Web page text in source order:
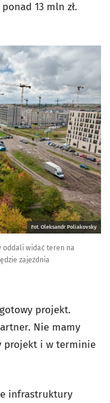
13 mln zł.
Fot. Oleksandr Poliakovsky
oddali widać teren na
zajezdnia
projekt.
Nie mamy
projekt i w terminie
infrastruktury